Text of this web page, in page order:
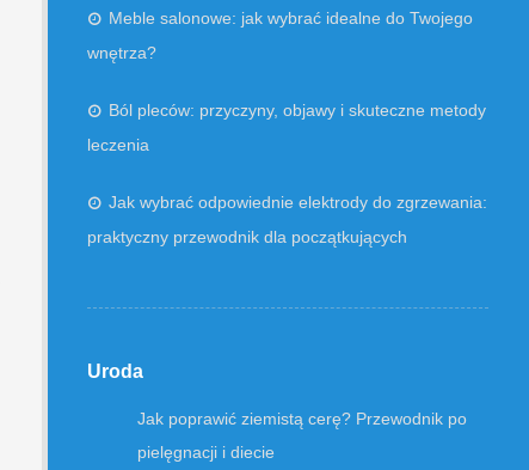
Meble salonowe: jak wybrać idealne do Twojego
wnętrza?
Ból pleców: przyczyny, objawy i skuteczne metody
leczenia
Jak wybrać odpowiednie elektrody do zgrzewania:
praktyczny przewodnik dla początkujących
Uroda
Jak poprawić ziemistą cerę? Przewodnik po
pielęgnacji i diecie